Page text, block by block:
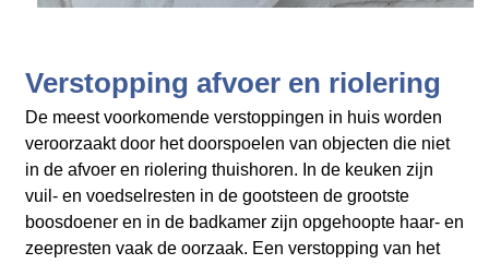
Verstopping afvoer en riolering
De meest voorkomende verstoppingen in huis worden
veroorzaakt door het doorspoelen van objecten die niet
in de afvoer en riolering thuishoren. In de keuken zijn
vuil- en voedselresten in de gootsteen de grootste
boosdoener en in de badkamer zijn opgehoopte haar- en
zeepresten vaak de oorzaak. Een verstopping van het